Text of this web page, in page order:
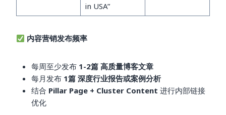
in USA”
内容营销发布频率
每周至少发布 1-2篇 高质量博客文章
每月发布 1篇 深度行业报告或案例分析
结合 Pillar Page + Cluster Content 进行内部链接
优化